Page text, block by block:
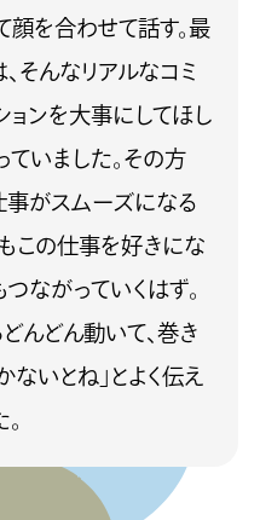
顔を合わせて話す。最
そんなリアルなコミ
ョンを大事にしてほし
ていました。その方
事がスムーズになる
もこの仕事を好きにな
ながっていくはず。
どんどん動いて、巻き
いとね」とよく伝え